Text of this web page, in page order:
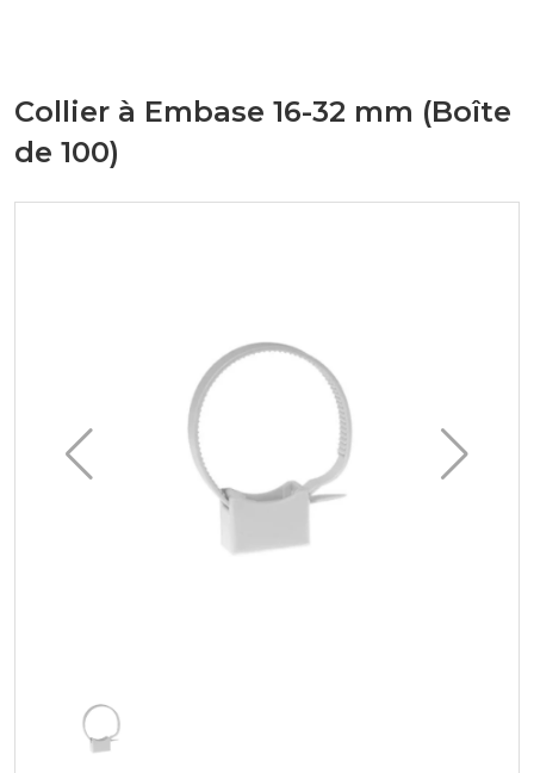
Collier à Embase 16-32 mm (Boîte
de 100)